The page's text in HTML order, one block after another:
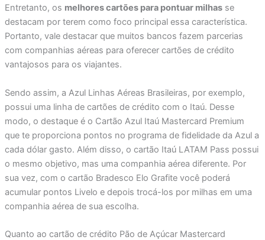
Entretanto, os melhores cartões para pontuar milhasse
destacam por terem como foco principal essa característica.
Portanto, vale destacar que muitos bancos fazem parcerias
com companhias aéreas para oferecer cartões de crédito
vantajosos para os viajantes.
Sendo assim, a Azul Linhas Aéreas Brasileiras, por exemplo,
possui uma linha de cartões de crédito com o Itaú. Desse
modo, o destaque é o Cartão Azul Itaú Mastercard Premium
que te proporciona pontos no programa de fidelidade da Azul a
cada dólar gasto. Além disso, o cartão Itaú LATAM Pass possui
o mesmo objetivo, mas uma companhia aérea diferente. Por
sua vez, com o cartão Bradesco Elo Grafite você poderá
acumular pontos Livelo e depois trocá-los por milhas em uma
companhia aérea de sua escolha.
Quanto ao cartão de crédito Pão de Açúcar Mastercard